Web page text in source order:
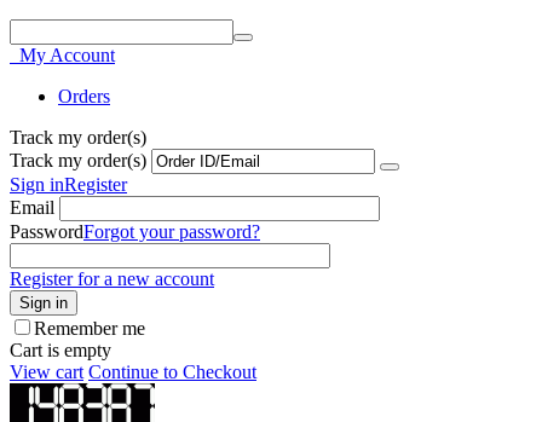
My Account
Orders
Track my order(s)
Track my order(s)
Sign inRegister
Email
PasswordForgot your password?
Register for a new account
Sign in
Remember me
Cart is empty
View cart Continue to Checkout